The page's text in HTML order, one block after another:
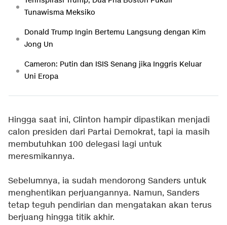
Tunawisma Meksiko
Donald Trump Ingin Bertemu Langsung dengan Kim
Jong Un
Cameron: Putin dan ISIS Senang jika Inggris Keluar
Uni Eropa
Hingga saat ini, Clinton hampir dipastikan menjadi
calon presiden dari Partai Demokrat, tapi ia masih
membutuhkan 100 delegasi lagi untuk
meresmikannya.
Sebelumnya, ia sudah mendorong Sanders untuk
menghentikan perjuangannya. Namun, Sanders
tetap teguh pendirian dan mengatakan akan terus
berjuang hingga titik akhir.